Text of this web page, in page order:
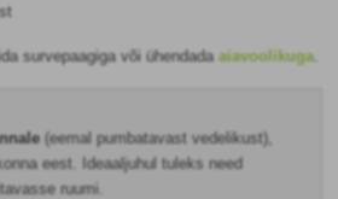
survepaagiga või ühendada aiavoolikuga.
(eemal pumbatavast vedelikust),
eest. Ideaaljuhul tuleks need
ruumi.